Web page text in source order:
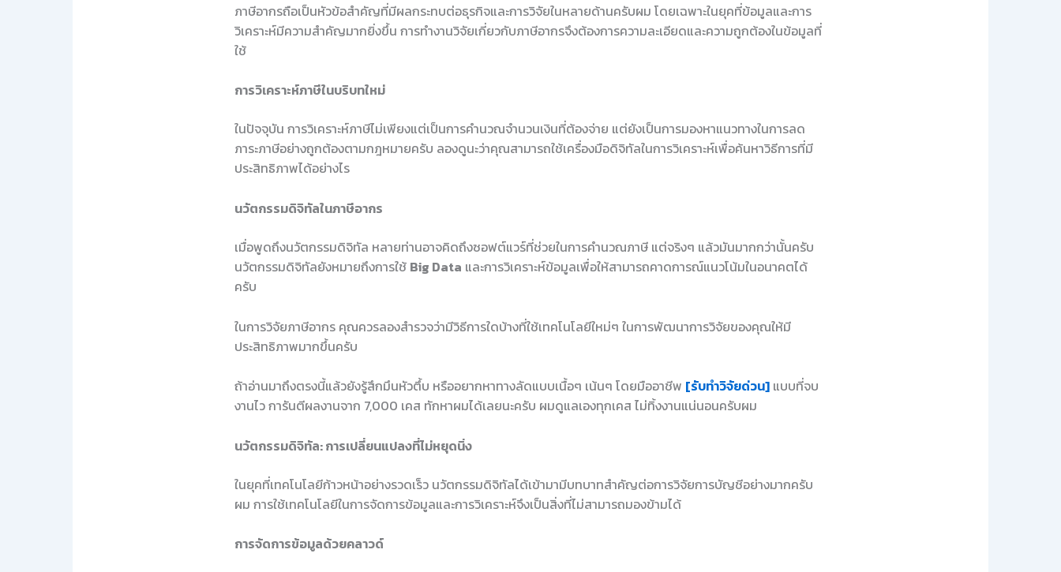
ภาษีอากรถือเป็นหัวข้อสำคัญที่มีผลกระทบต่อธุรกิจและการวิจัยในหลายด้านครับผม โดยเฉพาะในยุคที่ข้อมูลและการ
วิเคราะห์มีความสำคัญมากยิ่งขึ้น การทำงานวิจัยเกี่ยวกับภาษีอากรจึงต้องการความละเอียดและความถูกต้องในข้อมูลที่
ใช้
การวิเคราะห์ภาษีในบริบทใหม่
ในปัจจุบัน การวิเคราะห์ภาษีไม่เพียงแต่เป็นการคำนวณจำนวนเงินที่ต้องจ่าย แต่ยังเป็นการมองหาแนวทางในการลด
ภาระภาษีอย่างถูกต้องตามกฎหมายครับ ลองดูนะว่าคุณสามารถใช้เครื่องมือดิจิทัลในการวิเคราะห์เพื่อค้นหาวิธีการที่มี
ประสิทธิภาพได้อย่างไร
นวัตกรรมดิจิทัลในภาษีอากร
เมื่อพูดถึงนวัตกรรมดิจิทัล หลายท่านอาจคิดถึงซอฟต์แวร์ที่ช่วยในการคำนวณภาษี แต่จริงๆ แล้วมันมากกว่านั้นครับ
นวัตกรรมดิจิทัลยังหมายถึงการใช้ Big Data และการวิเคราะห์ข้อมูลเพื่อให้สามารถคาดการณ์แนวโน้มในอนาคตได้
ครับ
ในการวิจัยภาษีอากร คุณควรลองสำรวจว่ามีวิธีการใดบ้างที่ใช้เทคโนโลยีใหม่ๆ ในการพัฒนาการวิจัยของคุณให้มี
ประสิทธิภาพมากขึ้นครับ
ถ้าอ่านมาถึงตรงนี้แล้วยังรู้สึกมึนหัวตึ้บ หรืออยากหาทางลัดแบบเนื้อๆ เน้นๆ โดยมืออาชีพ [รับทำวิจัยด่วน] แบบที่จบ
งานไว การันตีผลงานจาก 7,000 เคส ทักหาผมได้เลยนะครับ ผมดูแลเองทุกเคส ไม่ทิ้งงานแน่นอนครับผม
นวัตกรรมดิจิทัล: การเปลี่ยนแปลงที่ไม่หยุดนิ่ง
ในยุคที่เทคโนโลยีก้าวหน้าอย่างรวดเร็ว นวัตกรรมดิจิทัลได้เข้ามามีบทบาทสำคัญต่อการวิจัยการบัญชีอย่างมากครับ
ผม การใช้เทคโนโลยีในการจัดการข้อมูลและการวิเคราะห์จึงเป็นสิ่งที่ไม่สามารถมองข้ามได้
การจัดการข้อมูลด้วยคลาวด์